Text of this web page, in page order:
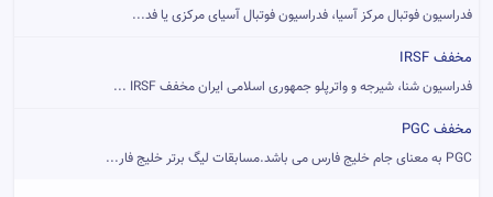
فدراسیون فوتبال مرکز آسیا، فدراسیون فوتبال آسیای مرکزی یا فد...
مخفف IRSF
فدراسیون شنا، شیرجه و واترپلو جمهوری اسلامی ایران مخفف IRSF ...
مخفف PGC
PGC به معنای جام خلیج فارس می باشد.مسابقات لیگ برتر خلیج فار...